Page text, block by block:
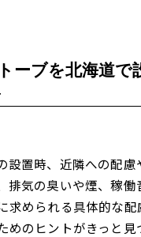
ーブを北海道で
設置時、近隣への配
排気の臭いや煙、稼
求められる具体的な
めのヒントがきっと見